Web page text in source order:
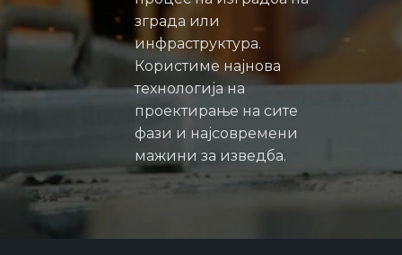
зграда или
инфраструктура.
Користиме најнова
технологија на
проектирање на сите
фази и најсовремени
мажини за изведба.